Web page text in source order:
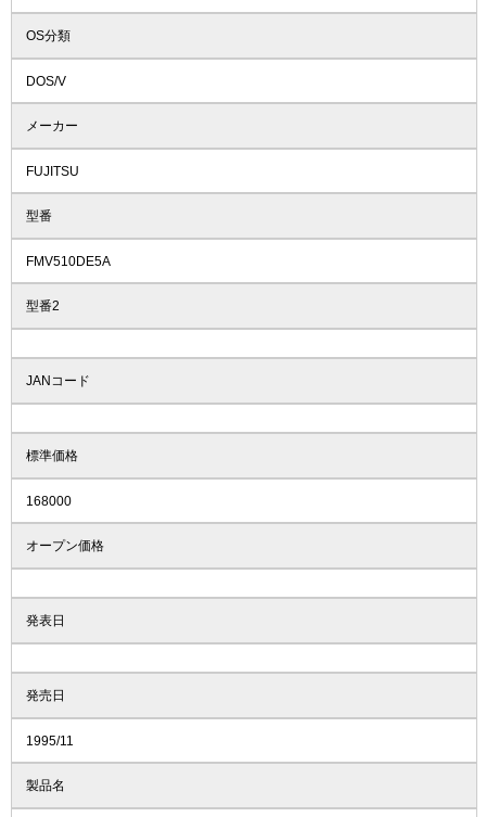
OS分類
DOS/V
メーカー
FUJITSU
型番
FMV510DE5A
型番2
JANコード
標準価格
168000
オープン価格
発表日
発売日
1995/11
製品名